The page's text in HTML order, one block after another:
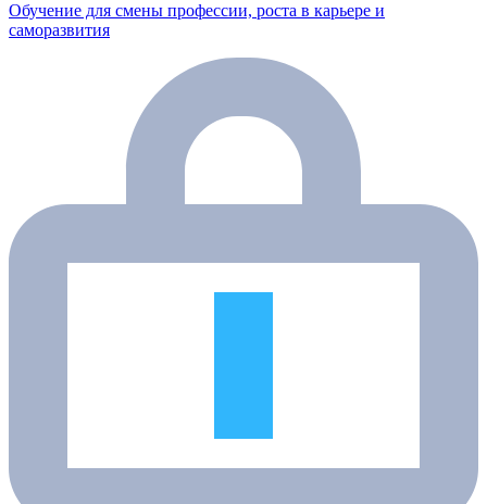
Обучение для смены профессии, роста в карьере и
саморазвития